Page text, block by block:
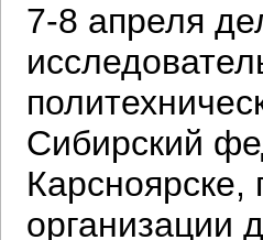
7-8 апреля
Сибирский
Карсноярске,
организации